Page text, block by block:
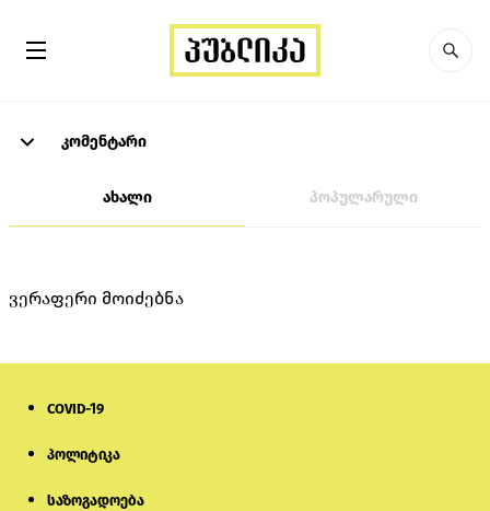
კომენტარი
ახალი პოპულარული
ვერაფერი მოიძებნა
COVID-19
პოლიტიკა
საზოგადოება